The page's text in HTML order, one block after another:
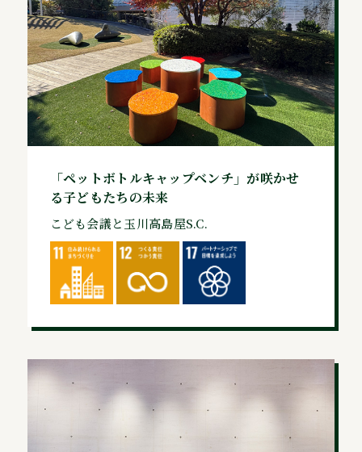
「ペットボトルキャップベンチ」が咲かせ
る子どもたちの未来
こども会議と玉川高島屋S.C.